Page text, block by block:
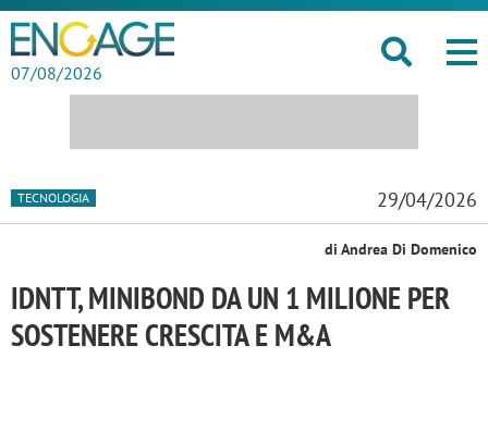
07/08/2026
TECNOLOGIA 29/04/2026
di Andrea Di Domenico
IDNTT, MINIBOND DA UN 1 MILIONE PER
SOSTENERE CRESCITA E M&A